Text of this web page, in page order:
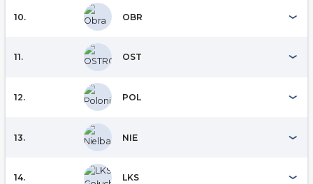
10. OBR
11. OST
12. POL
13. NIE
14. LKS